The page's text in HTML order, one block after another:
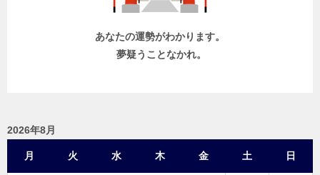
あなたの運勢がわかります。
夢疑うことなかれ。
2026年8月
月 火 水 木 金 土 日